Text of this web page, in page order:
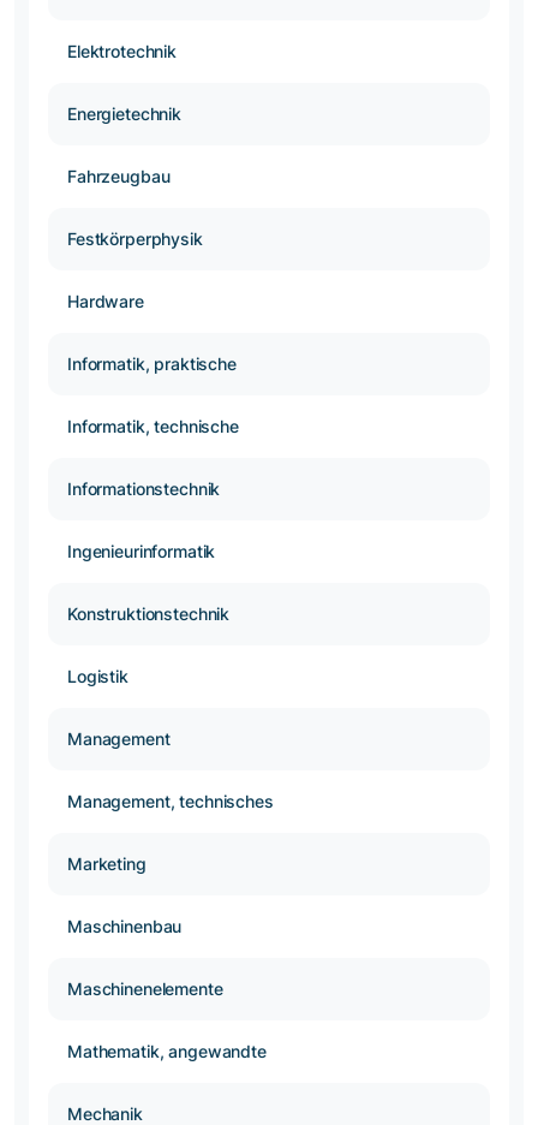
Elektrotechnik
Energietechnik
Fahrzeugbau
Festkörperphysik
Hardware
Informatik, praktische
Informatik, technische
Informationstechnik
Ingenieurinformatik
Konstruktionstechnik
Logistik
Management
Management, technisches
Marketing
Maschinenbau
Maschinenelemente
Mathematik, angewandte
Mechanik